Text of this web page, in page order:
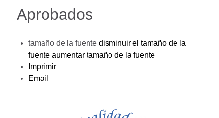
Aprobados
tamaño de la fuente disminuir el tamaño de la
fuente aumentar tamaño de la fuente
Imprimir
Email